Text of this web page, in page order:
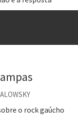
o rock gaúcho